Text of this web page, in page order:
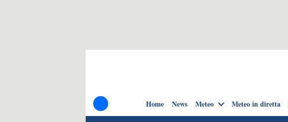
Home News Meteo Meteo in diretta